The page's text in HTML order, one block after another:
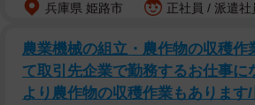
兵庫県 姫路市 正社員 / 派遣社
農業機械の組立・農作物の収穫
て取引先企業で勤務するお仕事
より農作物の収穫作業もあります